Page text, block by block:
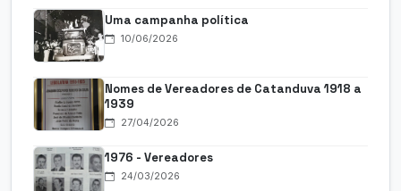
Uma campanha política
10/06/2026
Nomes de Vereadores de Catanduva 1918 a
1939
27/04/2026
1976 - Vereadores
24/03/2026